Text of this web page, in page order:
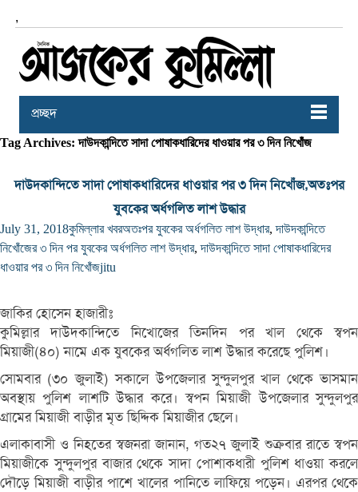
,
প্রচ্ছদ
Tag Archives: দাউদকান্দিতে সাদা পোষাকধারিদের ধাওয়ার পর ৩ দিন নিখোঁজ
দাউদকান্দিতে সাদা পোষাকধারিদের ধাওয়ার পর ৩ দিন নিখোঁজ,অতঃপর
যুবকের অর্ধগলিত লাশ উদ্ধার
July 31, 2018কুমিল্লার খবরঅতঃপর যুবকের অর্ধগলিত লাশ উদ্ধার,দাউদকান্দিতে
নিখোঁজের ৩ দিন পর যুবকের অর্ধগলিত লাশ উদ্ধার,দাউদকান্দিতে সাদা পোষাকধারিদের
ধাওয়ার পর ৩ দিন নিখোঁজjitu
জাকির হোসেন হাজারীঃ
কুমিল্লার দাউদকান্দিতে নিখোজের তিনদিন পর খাল থেকে স্বপন
মিয়াজী(৪০) নামে এক যুবকের অর্ধগলিত লাশ উদ্ধার করেছে পুলিশ।
সোমবার (৩০ জুলাই) সকালে উপজেলার সুন্দুলপুর খাল থেকে ভাসমান
অবস্থায় পুলিশ লাশটি উদ্ধার করে। স্বপন মিয়াজী উপজেলার সুন্দুলপুর
গ্রামের মিয়াজী বাড়ীর মৃত ছিদ্দিক মিয়াজীর ছেলে।
এলাকাবাসী ও নিহতের স্বজনরা জানান, গত২৭ জুলাই শুক্রবার রাতে স্বপন
মিয়াজীকে সুন্দুলপুর বাজার থেকে সাদা পোশাকধারী পুলিশ ধাওয়া করলে
দৌড়ে মিয়াজী বাড়ীর পাশে খালের পানিতে লাফিয়ে পড়েন। এরপর থেকে